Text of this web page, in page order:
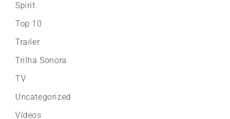
Spirit
Top 10
Trailer
Trilha Sonora
TV
Uncategorized
Vídeos